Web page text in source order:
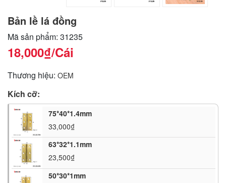
Bản lề lá đồng
Mã sản phẩm: 31235
18,000₫/Cái
Thương hiệu: OEM
Kích cỡ:
75*40*1.4mm
33,000₫
63*32*1.1mm
23,500₫
50*30*1mm